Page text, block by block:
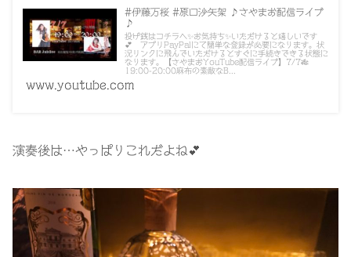
#伊藤万桜 #原口沙矢架 ♪さやまお配信ライブ
♪
投げ銭はコチラへ✨お気持ち✨いただけると嬉しいです
💕 アプリPayPalにて簡単な登録が必要になります。状
況リンクに飛んでいただけるとすぐに手続きできる状態に
なります。【さやまおYouTube配信ライブ】7/7🎋
19:00-20:00麻布の素敵なB...
www.youtube.com
演奏後は…やっぱりこれだよね💕